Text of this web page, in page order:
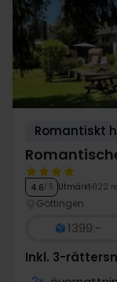
Romantiskt
4.6/ 5 Utmärkt 1122
Göttingen
1399:-
Inkl. 3-